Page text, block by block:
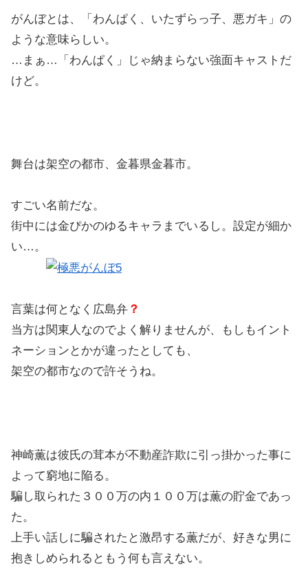
がんぼとは、「わんぱく、いたずらっ子、悪ガキ」の
ような意味らしい。
…まぁ…「わんぱく」じゃ納まらない強面キャストだ
けど。
舞台は架空の都市、金暮県金暮市。
すごい名前だな。
街中には金ぴかのゆるキャラまでいるし。設定が細か
い…。
言葉は何となく広島弁 ？
当方は関東人なのでよく解りませんが、もしもイント
ネーションとかが違ったとしても、
架空の都市なので許そうね。
神崎薫は彼氏の茸本が不動産詐欺に引っ掛かった事に
よって窮地に陥る。
騙し取られた３００万の内１００万は薫の貯金であっ
た。
上手い話しに騙されたと激昂する薫だが、好きな男に
抱きしめられるともう何も言えない。